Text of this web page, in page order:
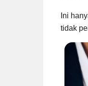
Ini
tidak